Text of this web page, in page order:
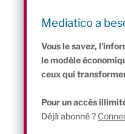
reconversion,
Mediatico a
Vous le savez,
le modèle
ceux qui
Pour un accès
Déjà abonné ?